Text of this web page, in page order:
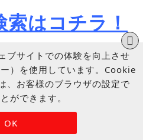
はコチラ！
コチラ！
チラ！
OK
ブサイトでの体験を向上させ
）を使用しています。Cookie
、お客様のブラウザの設定で
ができます。